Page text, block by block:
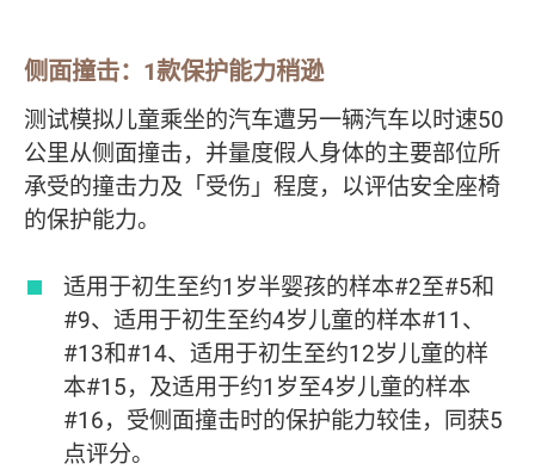
侧面撞击：1款保护能力稍逊
测试模拟儿童乘坐的汽车遭另一辆汽车以时速50
公里从侧面撞击，并量度假人身体的主要部位所
承受的撞击力及「受伤」程度，以评估安全座椅
的保护能力。
适用于初生至约1岁半婴孩的样本#2至#5和
#9、适用于初生至约4岁儿童的样本#11、
#13和#14、适用于初生至约12岁儿童的样
本#15，及适用于约1岁至4岁儿童的样本
#16，受侧面撞击时的保护能力较佳，同获5
点评分。